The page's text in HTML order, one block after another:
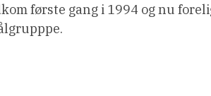
første gang i 1994 og nu